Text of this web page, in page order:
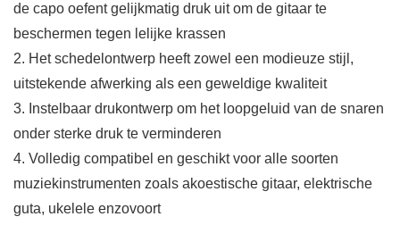
de capo oefent gelijkmatig druk uit om de gitaar te
beschermen tegen lelijke krassen
2. Het schedelontwerp heeft zowel een modieuze stijl,
uitstekende afwerking als een geweldige kwaliteit
3. Instelbaar drukontwerp om het loopgeluid van de snaren
onder sterke druk te verminderen
4. Volledig compatibel en geschikt voor alle soorten
muziekinstrumenten zoals akoestische gitaar, elektrische
guta, ukelele enzovoort